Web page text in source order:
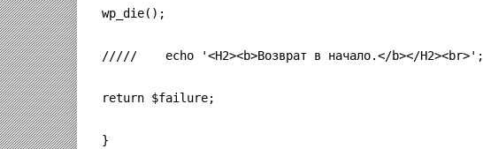
wp_die();
/////    echo '<H2><b>Возврат в начало.</b></H2><br>';
return $failure;
}